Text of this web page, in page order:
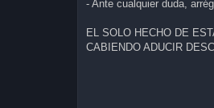
- Ante cualquier duda,
EL SOLO HECHO DE
CABIENDO ADUCIR